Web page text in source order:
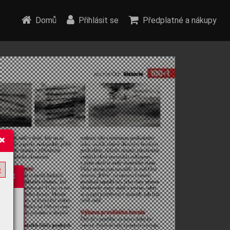
Domů Přihlásit se Předplatné a nákupy